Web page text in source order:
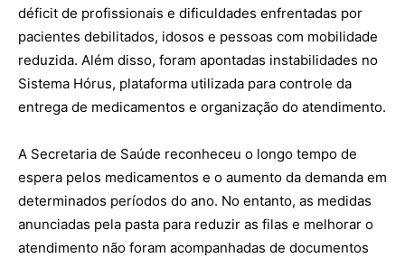
déficit de profissionais e dificuldades enfrentadas por
pacientes debilitados, idosos e pessoas com mobilidade
reduzida. Além disso, foram apontadas instabilidades no
Sistema Hórus, plataforma utilizada para controle da
entrega de medicamentos e organização do atendimento.
A Secretaria de Saúde reconheceu o longo tempo de
espera pelos medicamentos e o aumento da demanda em
determinados períodos do ano. No entanto, as medidas
anunciadas pela pasta para reduzir as filas e melhorar o
atendimento não foram acompanhadas de documentos